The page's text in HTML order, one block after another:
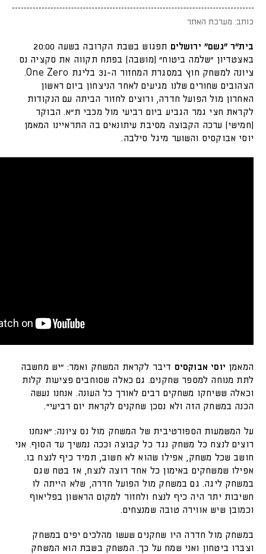
כותב: מערכת האתר
בית”ר “גשם” ירושלים
תפגוש בשבת הקרובה בשעה 20:00
באצטדיון “שלמה ביטוח” (מושבה) בפתח תקווה את סקציה נס
ציונה למשחק חוץ במסגרת המחזור ה-31 בליגת One Zero.
הצהובים שחורים שלנו מגיעים לאחר הניצחון ביום ראשון
האחרון מול הפועל חדרה, ורוצים לחזור הביתה עם הנקודות
לקראת חצי גמר הגביע ביום רביעי מול מכבי ת"א. הבוקר
(חמישי) ערכה הקבוצה מסיבת עיתונאים בה התראיינו המאמן
יוסי אבוקסיס והשוער מיגל סילבה.
המאמן יוסי אבוקסיס דיבר לקראת המשחק ואמר: "יש מחשבה
לתת מנוחה למספר שחקנים. גם כאלה שסוחבים פציעות קלות
וכאלה ששיחקו משחקים רבים לאורך כל העונה. אנחנו נעשה
הכנה במשחק הזה ולא נסכן שחקנים לקראת יום רביעי".
על המשמעות הספורטיבית של המשחק מול נס ציונה: "אנחנו
רוצים לנצח כל משחק נגד כל קבוצה וככה נמשיך עד הסוף. אני
חושב שכל משחק, אפילו שהוא לא חשוב, תמיד כיף לנצח בו.
אפילו שמשחקים באימון כל אחד רוצה לנצח, אז בטח שגם
במשחק ליגה. גם במשחק מול הפועל חדרה, שלא הייתה לו
חשיבות יתר היה כיף לנצח ולחזור למקום הראשון בפליאוף
וכמובן שיש אווירה טובה שמנצחים.
במשחק מול חדרה היו שחקנים שעשו מהלכים יפים במשחק
וצברו ביטחון ואני שמח על כך. המשחק בשבת הוא המשחק